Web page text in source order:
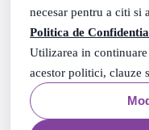
necesar pentru a citi si
Politica de
Utilizarea in
acestor politici, clauze